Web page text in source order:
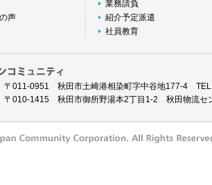
声
業務請負
紹介予定派遣
社員教育
〒011-0951 秋田市土崎港相染町字中谷地177-4
〒010-1415 秋田市御所野湯本2丁目1-2 秋田物流セ